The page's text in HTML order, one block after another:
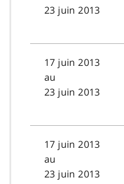
23 juin 2013
17 juin 2013
au
23 juin 2013
17 juin 2013
au
23 juin 2013